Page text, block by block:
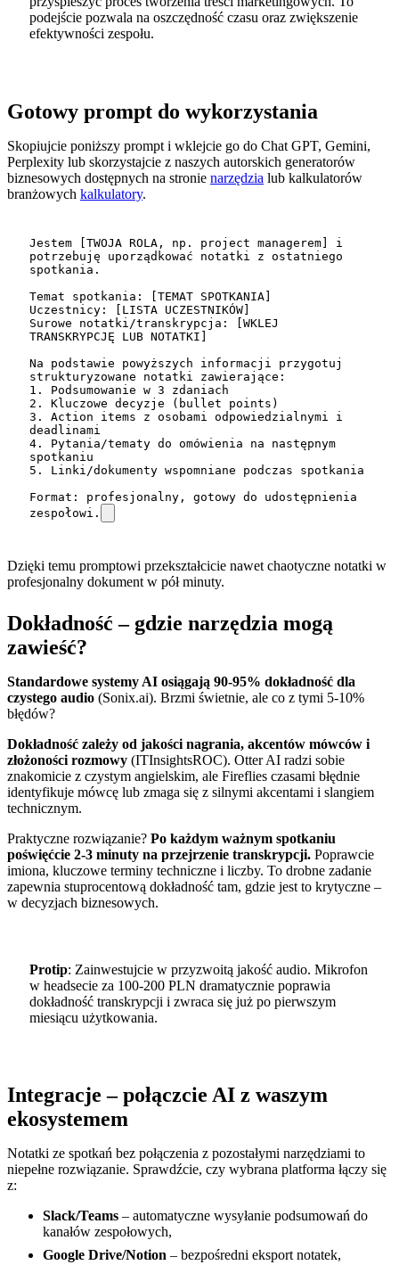
podejście pozwala na oszczędność czasu oraz zwiększenie
efektywności zespołu.
Gotowy prompt do wykorzystania
Skopiujcie poniższy prompt i wklejcie go do Chat GPT, Gemini,
Perplexity lub skorzystajcie z naszych autorskich generatorów
biznesowych dostępnych na stronie narzędzia lub kalkulatorów
branżowych kalkulatory.
Jestem [TWOJA ROLA, np. project managerem] i
potrzebuję uporządkować notatki z ostatniego
spotkania.
Temat spotkania: [TEMAT SPOTKANIA]
Uczestnicy: [LISTA UCZESTNIKÓW]
Surowe notatki/transkrypcja: [WKLEJ
TRANSKRYPCJĘ LUB NOTATKI]
Na podstawie powyższych informacji przygotuj
strukturyzowane notatki zawierające:
1. Podsumowanie w 3 zdaniach
2. Kluczowe decyzje (bullet points)
3. Action items z osobami odpowiedzialnymi i
deadlinami
4. Pytania/tematy do omówienia na następnym
spotkaniu
5. Linki/dokumenty wspomniane podczas spotkania
Format: profesjonalny, gotowy do udostępnienia
zespołowi.
Dzięki temu promptowi przekształcicie nawet chaotyczne notatki w
profesjonalny dokument w pół minuty.
Dokładność – gdzie narzędzia mogą
zawieść?
Standardowe systemy AI osiągają 90-95% dokładność dla
czystego audio (Sonix.ai). Brzmi świetnie, ale co z tymi 5-10%
błędów?
Dokładność zależy od jakości nagrania, akcentów mówców i
złożoności rozmowy (ITInsightsROC). Otter AI radzi sobie
znakomicie z czystym angielskim, ale Fireflies czasami błędnie
identyfikuje mówcę lub zmaga się z silnymi akcentami i slangiem
technicznym.
Praktyczne rozwiązanie? Po każdym ważnym spotkaniu
poświęćcie 2-3 minuty na przejrzenie transkrypcji. Poprawcie
imiona, kluczowe terminy techniczne i liczby. To drobne zadanie
zapewnia stuprocentową dokładność tam, gdzie jest to krytyczne –
w decyzjach biznesowych.
Protip: Zainwestujcie w przyzwoitą jakość audio. Mikrofon
w headsecie za 100-200 PLN dramatycznie poprawia
dokładność transkrypcji i zwraca się już po pierwszym
miesiącu użytkowania.
Integracje – połączcie AI z waszym
ekosystemem
Notatki ze spotkań bez połączenia z pozostałymi narzędziami to
niepełne rozwiązanie. Sprawdźcie, czy wybrana platforma łączy się
z:
Slack/Teams – automatyczne wysyłanie podsumowań do
kanałów zespołowych,
Google Drive/Notion – bezpośredni eksport notatek,